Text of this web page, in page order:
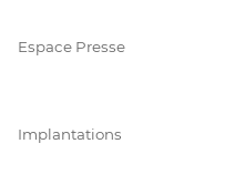
Espace Presse
Implantations